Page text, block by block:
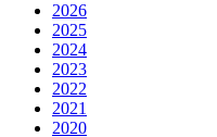
2026
2025
2024
2023
2022
2021
2020